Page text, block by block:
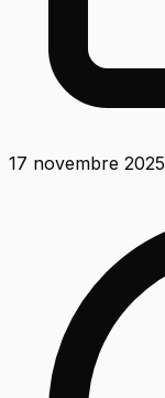
17 novembre 2025